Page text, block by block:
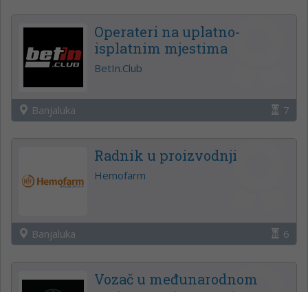
Operateri na uplatno-
isplatnim mjestima
BetIn.Club
Banjaluka 7
Radnik u proizvodnji
Hemofarm
Banjaluka 6
Vozač u međunarodnom